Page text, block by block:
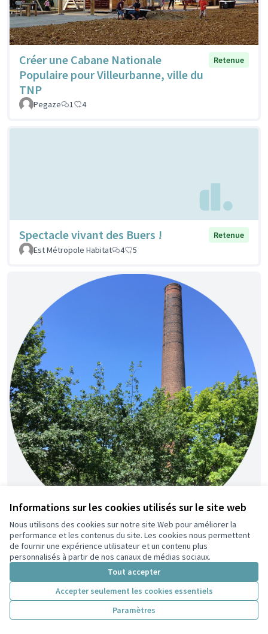
Informations sur les cookies utilisés sur le site web
Nous utilisons des cookies sur notre site Web pour améliorer la
performance et les contenus du site. Les cookies nous permettent
de fournir une expérience utilisateur et un contenu plus
personnalisés à partir de nos canaux de médias sociaux.
Tout accepter
Accepter seulement les cookies essentiels
Paramètres
Créer une Cabane Nationale
Populaire pour Villeurbanne, ville du
TNP
Retenue
Pegaze 1 4
Spectacle vivant des Buers !
Retenue
Est Métropole Habitat
4 5
Renaturons le Parc du Centre !
Retenue
Nico
7 36